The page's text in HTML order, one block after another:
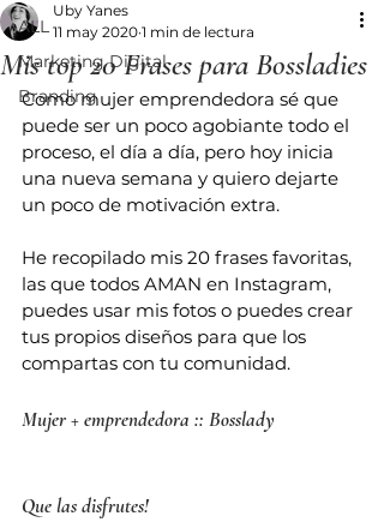
ALL
Marketing Digital
Branding
Mis top 20 Frases para Bossladies
Uby Yanes
11 may 2020 1 min de lectura
Como mujer emprendedora sé que
puede ser un poco agobiante todo el
proceso, el día a día, pero hoy inicia
una nueva semana y quiero dejarte
un poco de motivación extra.
He recopilado mis 20 frases favoritas,
las que todos AMAN en Instagram,
puedes usar mis fotos o puedes crear
tus propios diseños para que los
compartas con tu comunidad.
Mujer + emprendedora :: Bosslady
Que las disfrutes!